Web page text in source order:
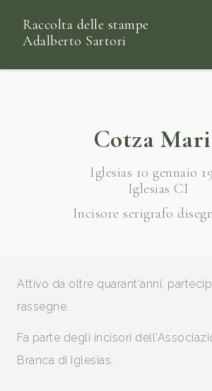
Raccolta delle stampe
Adalberto Sartori
Cotza
Iglesias 10 gennaio
Iglesias CI
Incisore serigrafo
Attivo da oltre quarant'anni,
rassegne.
Fa parte degli incisori
Branca di Iglesias.